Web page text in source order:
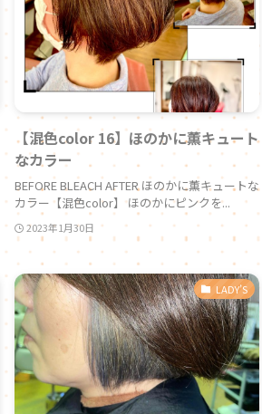
【混色color 16】ほのかに薫キュート
なカラー
BEFORE BLEACH AFTER ほのかに薫キュートな
カラー【混色color】 ほのかにピンクを...
2023年1月30日
LADY’S